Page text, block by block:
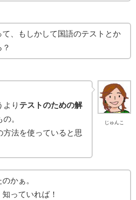
て、もしかして国語のテストとか
じゅんこ
より テストのための解
。
方法を使っていると思
かぁ。
っていれば！